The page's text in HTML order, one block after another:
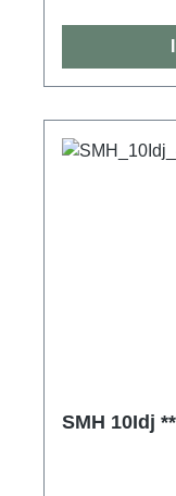
SMH 10Idj **